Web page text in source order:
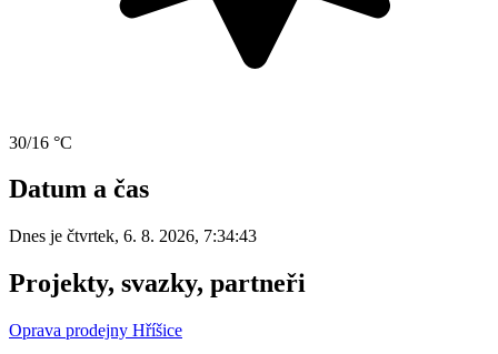
30/16 °C
Datum a čas
Dnes je čtvrtek, 6. 8. 2026, 7:34:43
Projekty, svazky, partneři
Oprava prodejny Hříšice